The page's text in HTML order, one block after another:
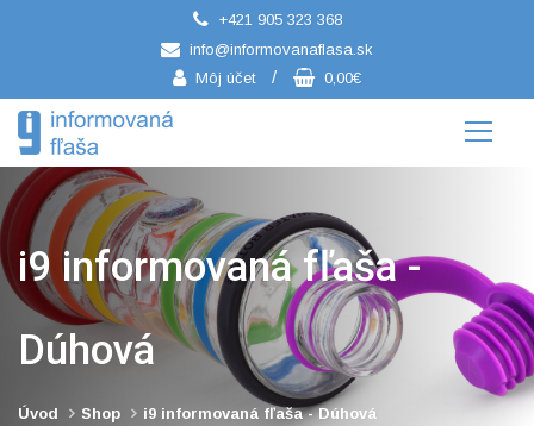
+421 905 323 368
info@informovanaflasa.sk
Môj účet
/ 0,00€
i9 informovaná fľaša -
Dúhová
Úvod Shop i9 informovaná fľaša - Dúhová